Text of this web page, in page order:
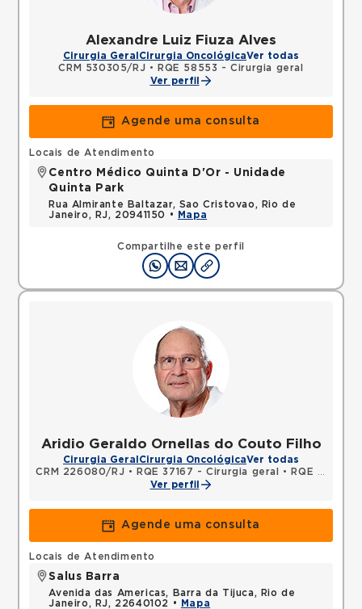
Alexandre Luiz Fiuza Alves
Cirurgia Geral Cirurgia OncológicaVer todas
CRM 530305/RJ •
RQE 58553 - Cirurgia geral
Ver perfil
Agende uma consulta
Compartilhe este perfil
Locais de Atendimento
Centro Médico Quinta D'Or - Unidade
Quinta Park
Rua Almirante Baltazar, Sao Cristovao, Rio de
Janeiro, RJ, 20941150 •
Mapa
Aridio Geraldo Ornellas do Couto Filho
Cirurgia Geral Cirurgia OncológicaVer todas
CRM 226080/RJ • RQE 37167 - Cirurgia geral •
RQE 37168 - Coloproctologia
Ver perfil
Agende uma consulta
Locais de Atendimento
Salus Barra
Avenida das Americas, Barra da Tijuca, Rio de
Janeiro, RJ, 22640102 •
Mapa